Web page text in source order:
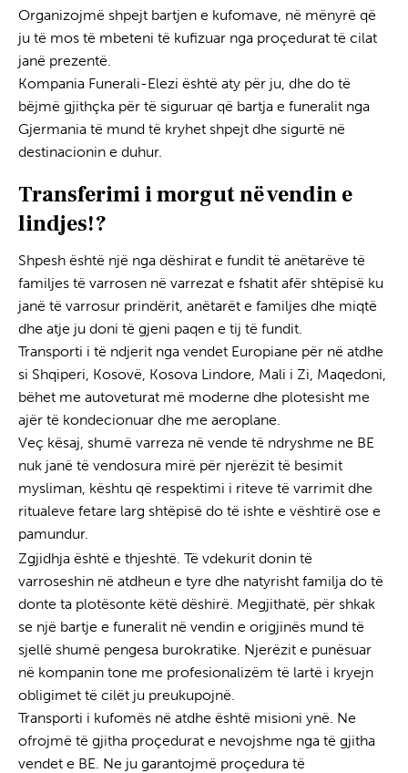
Organizojmë shpejt bartjen e kufomave, në mënyrë që
ju të mos të mbeteni të kufizuar nga proçedurat të cilat
janë prezentë.
Kompania Funerali-Elezi është aty për ju, dhe do të
bëjmë gjithçka për të siguruar që bartja e funeralit nga
Gjermania të mund të kryhet shpejt dhe sigurtë në
destinacionin e duhur.
Transferimi i morgutnë vendin e
lindjes!?
Shpesh është një nga dëshirat e fundit të anëtarëve të
familjes të varrosen në varrezat e fshatit afër shtëpisë ku
janë të varrosur prindërit, anëtarët e familjes dhe miqtë
dhe atje ju doni të gjeni paqen e tij të fundit.
Transporti i të ndjerit nga vendet Europiane për në atdhe
si Shqiperi, Kosovë, Kosova Lindore, Mali i Zi, Maqedoni,
bëhet me autoveturat më moderne dhe plotesisht me
ajër të kondecionuar dhe me aeroplane.
Veç kësaj, shumë varreza në vende të ndryshme ne BE
nuk janë të vendosura mirë për njerëzit të besimit
mysliman, kështu që respektimi i riteve të varrimit dhe
ritualeve fetare larg shtëpisë do të ishte e vështirë ose e
pamundur.
Zgjidhja është e thjeshtë. Të vdekurit donin të
varroseshin në atdheun e tyre dhe natyrisht familja do të
donte ta plotësonte këtë dëshirë. Megjithatë, për shkak
se një bartje e funeralit në vendin e origjinës mund të
sjellë shumë pengesa burokratike. Njerëzit e punësuar
në kompanin tone me profesionalizëm të lartë i kryejn
obligimet të cilët ju preukupojnë.
Transporti i kufomës në atdhe është misioni ynë. Ne
ofrojmë të gjitha proçedurat e nevojshme nga të gjitha
vendet e BE. Ne ju garantojmë proçedura të